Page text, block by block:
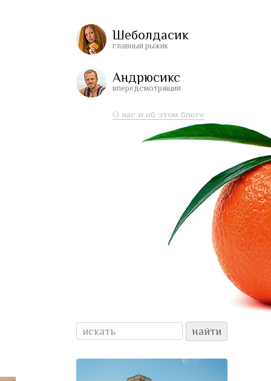
Шеболдасик
главный рыжик
Андрюсикс
впередсмотрящий
О нас и об этом блоге